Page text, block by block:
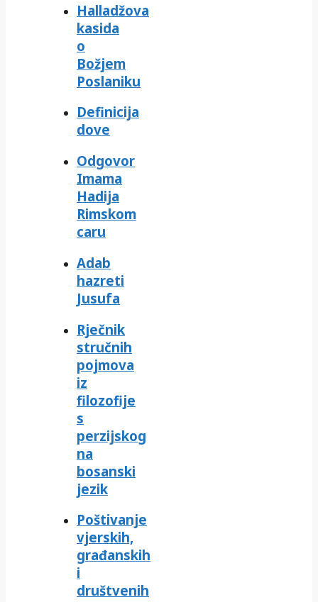
Halladžova
kasida
o
Božjem
Poslaniku
Definicija
dove
Odgovor
Imama
Hadija
Rimskom
caru
Adab
hazreti
Jusufa
Rječnik
stručnih
pojmova
iz
filozofije
s
perzijskog
na
bosanski
jezik
Poštivanje
vjerskih,
građanskih
i
društvenih